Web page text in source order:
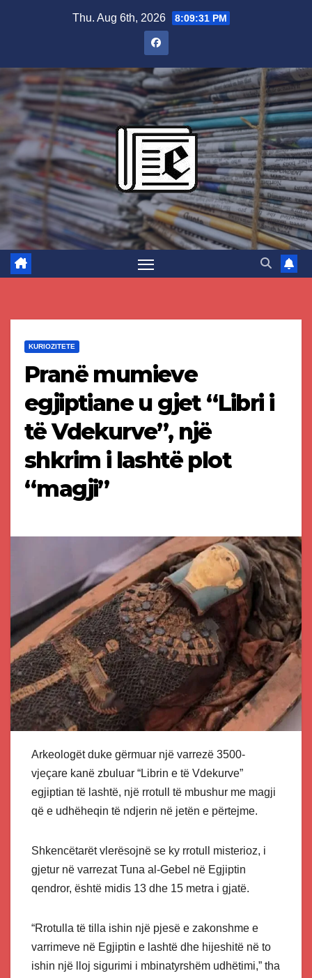
Thu. Aug 6th, 2026 8:09:32 PM
KURIOZITETE
Pranë mumieve
egjiptiane u gjet “Libri i
të Vdekurve”, një
shkrim i lashtë plot
“magji”
Arkeologët duke gërmuar një varrezë 3500-
vjeçare kanë zbuluar “Librin e të Vdekurve”
egjiptian të lashtë, një rrotull të mbushur me magji
që e udhëheqin të ndjerin në jetën e përtejme.
Shkencëtarët vlerësojnë se ky rrotull misterioz, i
gjetur në varrezat Tuna al-Gebel në Egjiptin
qendror, është midis 13 dhe 15 metra i gjatë.
“Rrotulla të tilla ishin një pjesë e zakonshme e
varrimeve në Egjiptin e lashtë dhe hijeshitë në to
ishin një lloj sigurimi i mbinatyrshëm udhëtimi,” tha